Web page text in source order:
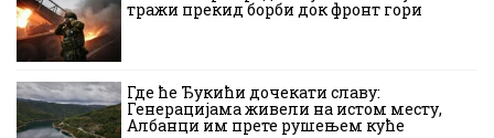
тражи прекид борби док фронт гори
Где ће Ђукићи дочекати славу:
Генерацијама живели на истом месту,
Албанци им прете рушењем куће